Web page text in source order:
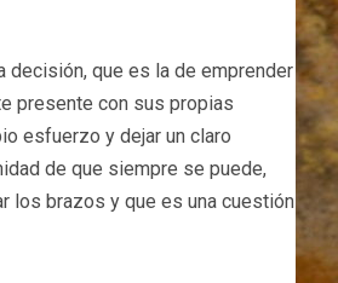
decisión, que es la de emprender
presente con sus propias
esfuerzo y dejar un claro
de que siempre se puede,
los brazos y que es una cuestión